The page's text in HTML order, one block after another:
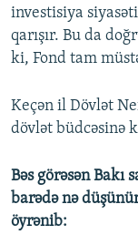
investisiya
qarışır. Bu da
ki, Fond tam
Keçən il Dövlət
dövlət büdcəsinə
Bəs görəsən
barədə nə
öyrənib: